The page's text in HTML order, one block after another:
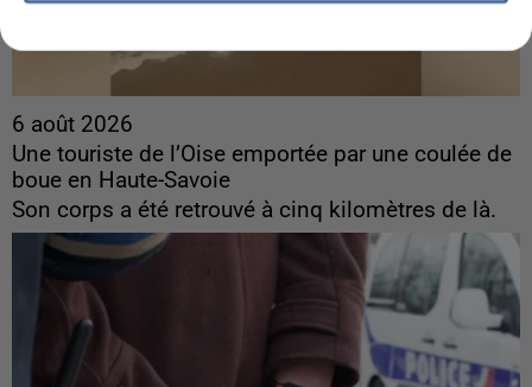
6 août 2026
Une touriste de l’Oise emportée par une coulée de
boue en Haute-Savoie
Son corps a été retrouvé à cinq kilomètres de là.